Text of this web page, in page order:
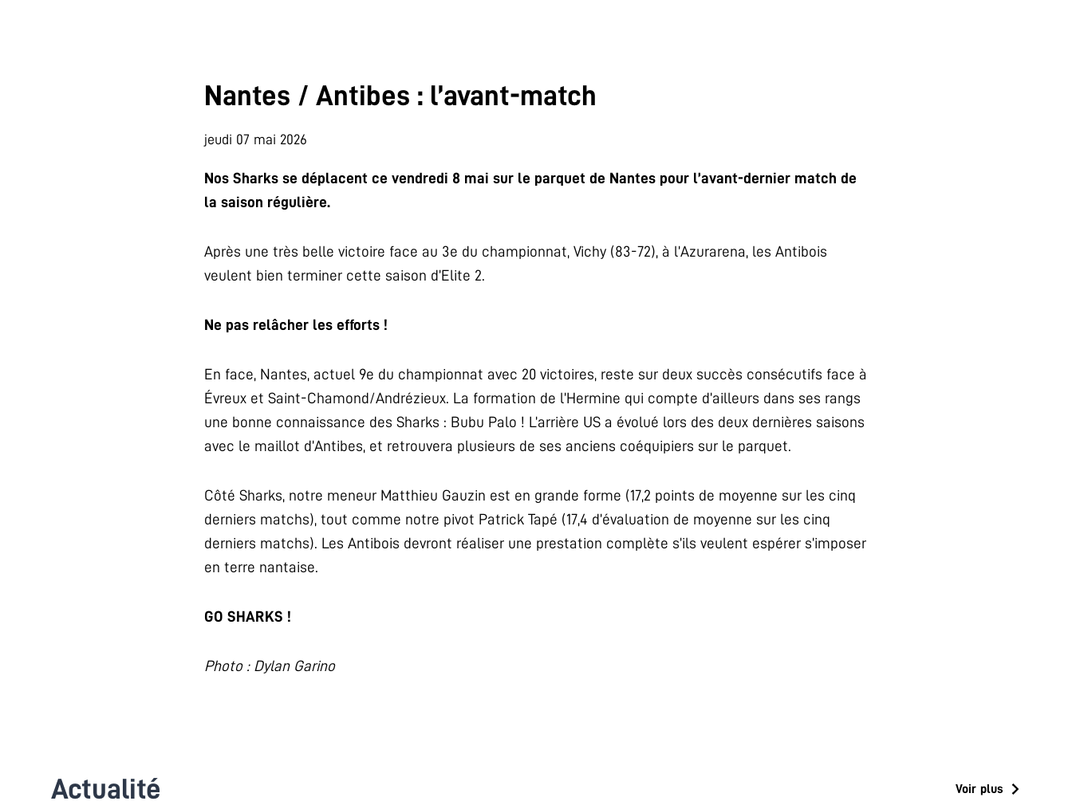
Nantes / Antibes : l’avant-match
jeudi 07 mai 2026
Nos Sharks se déplacent ce vendredi 8 mai sur le parquet de Nantes pour l’avant-dernier match de
la saison régulière.
Après une très belle victoire face au 3e du championnat, Vichy (83-72), à l’Azurarena, les Antibois
veulent bien terminer cette saison d’Elite 2.
Ne pas relâcher les efforts !
En face, Nantes, actuel 9e du championnat avec 20 victoires, reste sur deux succès consécutifs face à
Évreux et Saint-Chamond/Andrézieux. La formation de l’Hermine qui compte d’ailleurs dans ses rangs
une bonne connaissance des Sharks : Bubu Palo ! L’arrière US a évolué lors des deux dernières saisons
avec le maillot d’Antibes, et retrouvera plusieurs de ses anciens coéquipiers sur le parquet.
Côté Sharks, notre meneur Matthieu Gauzin est en grande forme (17,2 points de moyenne sur les cinq
derniers matchs), tout comme notre pivot Patrick Tapé (17,4 d’évaluation de moyenne sur les cinq
derniers matchs). Les Antibois devront réaliser une prestation complète s’ils veulent espérer s’imposer
en terre nantaise.
GO SHARKS !
Photo : Dylan Garino
Actualité Voir plus